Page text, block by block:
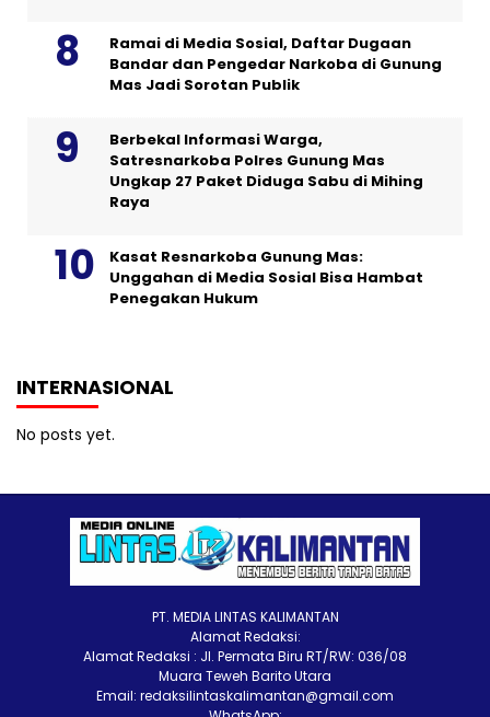
Ramai di Media Sosial, Daftar Dugaan
Bandar dan Pengedar Narkoba di Gunung
Mas Jadi Sorotan Publik
Berbekal Informasi Warga,
Satresnarkoba Polres Gunung Mas
Ungkap 27 Paket Diduga Sabu di Mihing
Raya
Kasat Resnarkoba Gunung Mas:
Unggahan di Media Sosial Bisa Hambat
Penegakan Hukum
INTERNASIONAL
No posts yet.
PT. MEDIA LINTAS KALIMANTAN
Alamat Redaksi:
Alamat Redaksi : Jl. Permata Biru RT/RW: 036/08
Muara Teweh Barito Utara
Email: redaksilintaskalimantan@gmail.com